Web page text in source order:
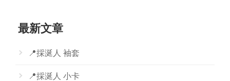
最新文章
📍採涎人 袖套
📍採涎人 小卡